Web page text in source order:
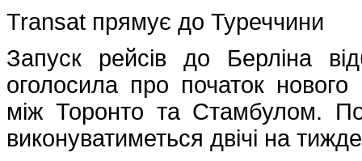
Transat прямує до Туреччини
Запуск рейсів до Берліна
оголосила про початок нового
між Торонто та Стамбулом.
виконуватиметься двічі на